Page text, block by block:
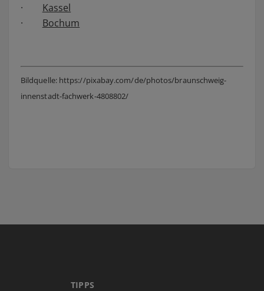
· Kassel
· Bochum
Bildquelle: https://pixabay.com/de/photos/braunschweig-
innenstadt-fachwerk-4808802/
TIPPS